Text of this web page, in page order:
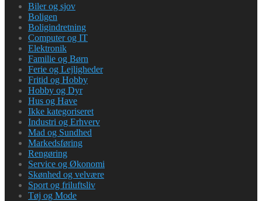
Biler og sjov
Boligen
Boligindretning
Computer og IT
Elektronik
Familie og Børn
Ferie og Lejligheder
Fritid og Hobby
Hobby og Dyr
Hus og Have
Ikke kategoriseret
Industri og Erhverv
Mad og Sundhed
Markedsføring
Rengøring
Service og Økonomi
Skønhed og velvære
Sport og friluftsliv
Tøj og Mode